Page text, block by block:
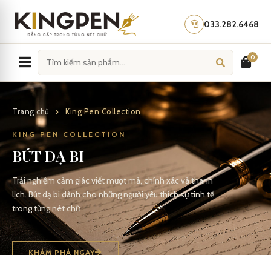
content
033.282.6468
0
Trang chủ King Pen Collection
KING PEN COLLECTION
BÚT DẠ BI
Trải nghiệm cảm giác viết mượt mà, chính xác và thanh
lịch. Bút dạ bi dành cho những người yêu thích sự tinh tế
trong từng nét chữ
KHÁM PHÁ NGAY